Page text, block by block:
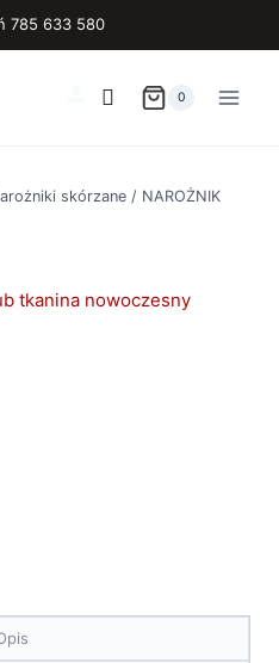
785 633 580
0
skórzane / NAROŻNIK